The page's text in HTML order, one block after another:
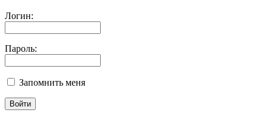
Логин:
Пароль:
Запомнить меня